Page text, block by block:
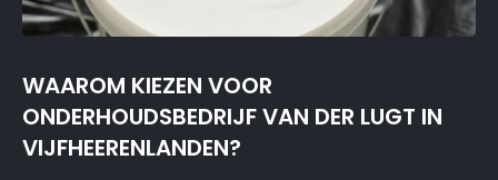
WAAROM KIEZEN VOOR
ONDERHOUDSBEDRIJF VAN DER LUGT IN
VIJFHEERENLANDEN?